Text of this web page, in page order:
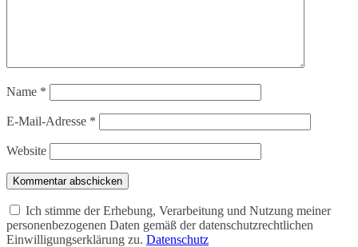
Name *
E-Mail-Adresse *
Website
Kommentar abschicken
Ich stimme der Erhebung, Verarbeitung und Nutzung meiner
personenbezogenen Daten gemäß der datenschutzrechtlichen
Einwilligungserklärung zu. Datenschutz